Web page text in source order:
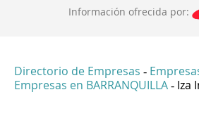
Información ofrecida por:
Directorio de Empresas -
Empresas en BARRANQUILLA - Iza